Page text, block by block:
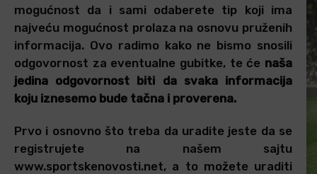
mogućnost da i sami odaberete tip koji ima
najveću mogućnost prolaza na osnovu pruženih
informacija. Ovo radimo kako ne bismo snosili
odgovornost za eventualne gubitke, te će naša
jedina odgovornost biti da svaka informacija
koju iznesemo bude tačna i proverena.
Prvo i osnovno što treba da uradite jeste da se
registrujete na našem sajtu
www.sportskenovosti.net, a to možete uraditi